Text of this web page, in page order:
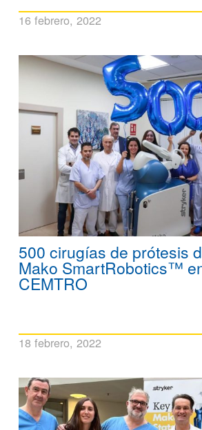
16 febrero, 2022
500 cirugías de prótesis
Mako SmartRobotics™
CEMTRO
18 febrero, 2022